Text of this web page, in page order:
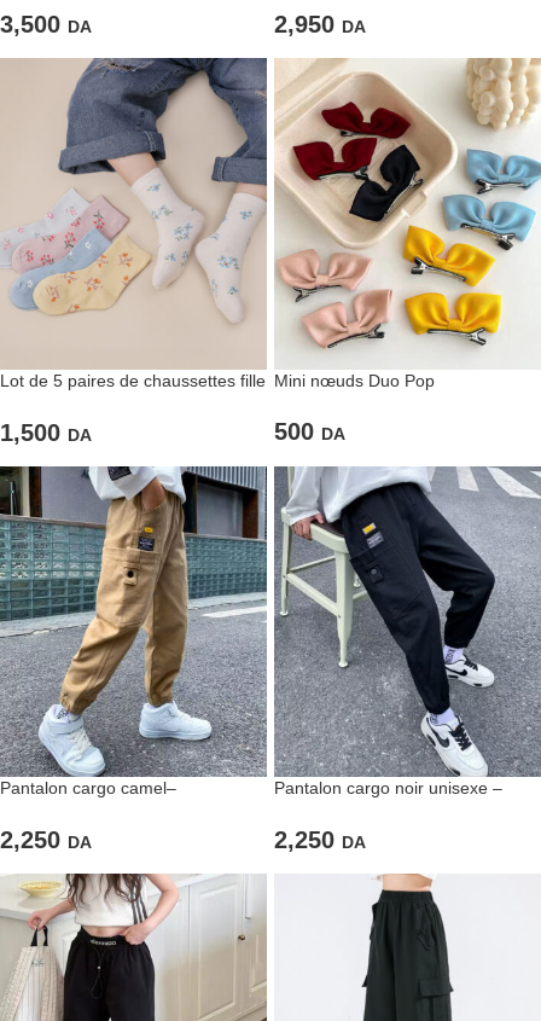
3,500 DA 2,950 DA
Lot de 5 paires de chaussettes fille
automnale
1,500 DA
Mini nœuds Duo Pop
500 DA
Pantalon cargo camel–
style tendance et fonctionnel
2,250 DA
Pantalon cargo noir unisexe –
2,250 DA